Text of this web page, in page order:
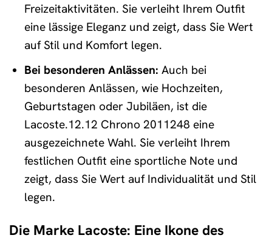
Freizeitaktivitäten. Sie verleiht Ihrem Outfit
eine lässige Eleganz und zeigt, dass Sie Wert
auf Stil und Komfort legen.
Bei besonderen Anlässen: Auch bei
besonderen Anlässen, wie Hochzeiten,
Geburtstagen oder Jubiläen, ist die
Lacoste.12.12 Chrono 2011248 eine
ausgezeichnete Wahl. Sie verleiht Ihrem
festlichen Outfit eine sportliche Note und
zeigt, dass Sie Wert auf Individualität und Stil
legen.
Die Marke Lacoste: Eine Ikone des